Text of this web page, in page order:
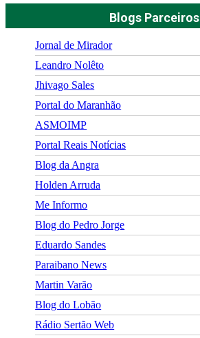
Blogs Parceiros
Jornal de Mirador
Leandro Nolêto
Jhivago Sales
Portal do Maranhão
ASMOIMP
Portal Reais Notí­cias
Blog da Angra
Holden Arruda
Me Informo
Blog do Pedro Jorge
Eduardo Sandes
Paraibano News
Martin Varão
Blog do Lobão
Rádio Sertão Web